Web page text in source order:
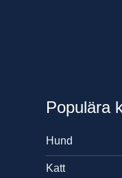
Populära
Hund
Katt